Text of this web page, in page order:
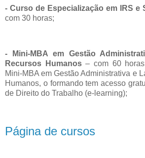
- Curso de Especialização em IRS e
com 30 horas;
- Mini-MBA em Gestão
Recursos Humanos– com 60
Mini-MBA em Gestão Administrativa e
Humanos, o formando tem acesso
de Direito do Trabalho (e-learning);
Página de cursos